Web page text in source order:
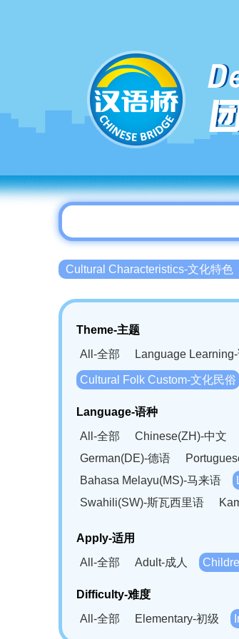
Cultural Characteristics-文化特色
Theme-主题
All-全部
Language
Cultural Folk Custom-文化民俗
Language-语种
All-全部
Chinese(ZH)-中文
German(DE)-德语
Bahasa Melayu(MS)-马来语
Swahili(SW)-斯瓦西里语
Apply-适用
All-全部
Adult-成人
Difficulty-难度
All-全部
Elementary-初级